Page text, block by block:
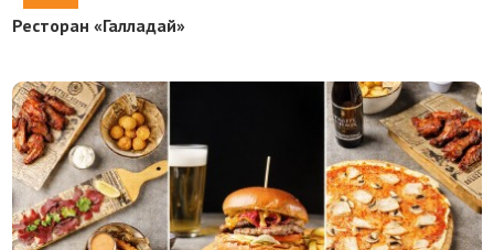
Ресторан «Галладай»